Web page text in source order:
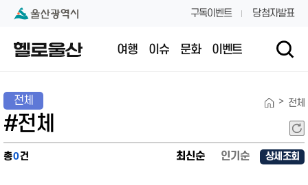
본문 내용 바로가기
대메뉴 바로가기 구독이벤트 당첨자발표
여행 이슈 문화 이벤트
전체 > 전체
#전체
총0건 최신순 인기순 상세조회